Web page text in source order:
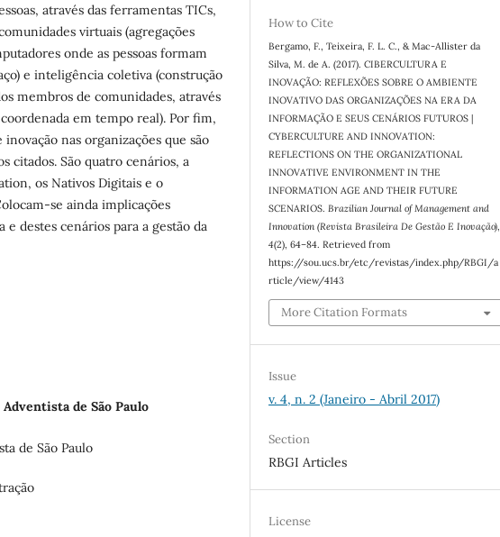
através das ferramentas TICs,
virtuais (agregações
onde as pessoas formam
e inteligência coletiva (construção
membros de comunidades, através
em tempo real). Por fim,
nas organizações que são
citados. São quatro cenários, a
os Nativos Digitais e o
se ainda implicações
destes cenários para a gestão da
de São Paulo
de São Paulo
How to Cite
Bergamo, F., Teixeira, F. L. C., & Mac-Allister da
Silva, M. de A. (2017). CIBERCULTURA E
INOVAÇÃO: REFLEXÕES SOBRE O AMBIENTE
INOVATIVO DAS ORGANIZAÇÕES NA ERA DA
INFORMAÇÃO E SEUS CENÁRIOS FUTUROS |
CYBERCULTURE AND INNOVATION:
REFLECTIONS ON THE ORGANIZATIONAL
INNOVATIVE ENVIRONMENT IN THE
INFORMATION AGE AND THEIR FUTURE
SCENARIOS.Brazilian Journal of Management and
Innovation (Revista Brasileira De Gestão E Inovação),
4(2), 64–84. Retrieved from
https://sou.ucs.br/etc/revistas/index.php/RBGI/a
rticle/view/4143
More Citation Formats
Issue
v. 4, n. 2 (Janeiro - Abril 2017)
Section
RBGI Articles
License